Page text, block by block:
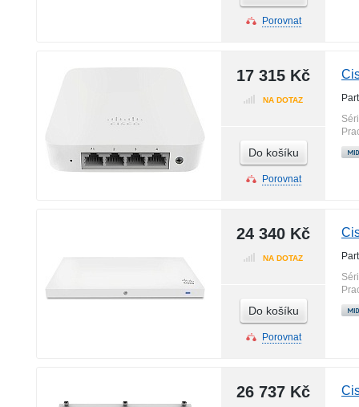
Porovnat
17 315 Kč
NA DOTAZ
Do košíku
Porovnat
24 340 Kč
NA DOTAZ
Do košíku
Porovnat
26 737 Kč